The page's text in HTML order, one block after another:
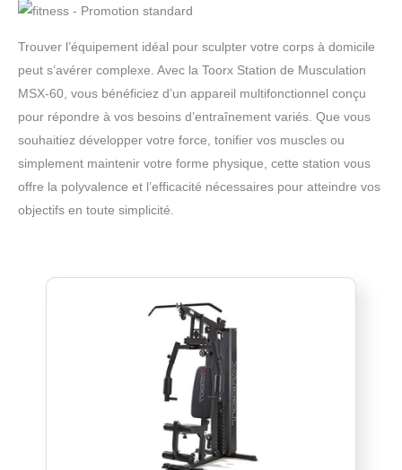
Trouver l’équipement idéal pour sculpter votre corps à domicile
peut s’avérer complexe. Avec la Toorx Station de Musculation
MSX-60, vous bénéficiez d’un appareil multifonctionnel conçu
pour répondre à vos besoins d’entraînement variés. Que vous
souhaitiez développer votre force, tonifier vos muscles ou
simplement maintenir votre forme physique, cette station vous
offre la polyvalence et l’efficacité nécessaires pour atteindre vos
objectifs en toute simplicité.